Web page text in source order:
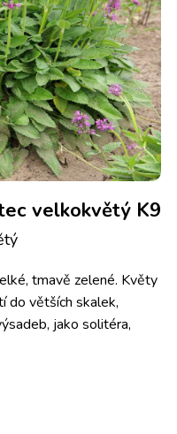
velkokvětý K9
tmavě zelené. Květy
do větších skalek,
jako solitéra,